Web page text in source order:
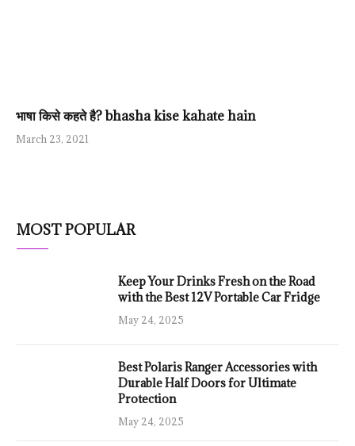
भाषा किसे कहते है? bhasha kise kahate hain
March 23, 2021
MOST POPULAR
Keep Your Drinks Fresh on the Road
with the Best 12V Portable Car Fridge
May 24, 2025
Best Polaris Ranger Accessories with
Durable Half Doors for Ultimate
Protection
May 24, 2025